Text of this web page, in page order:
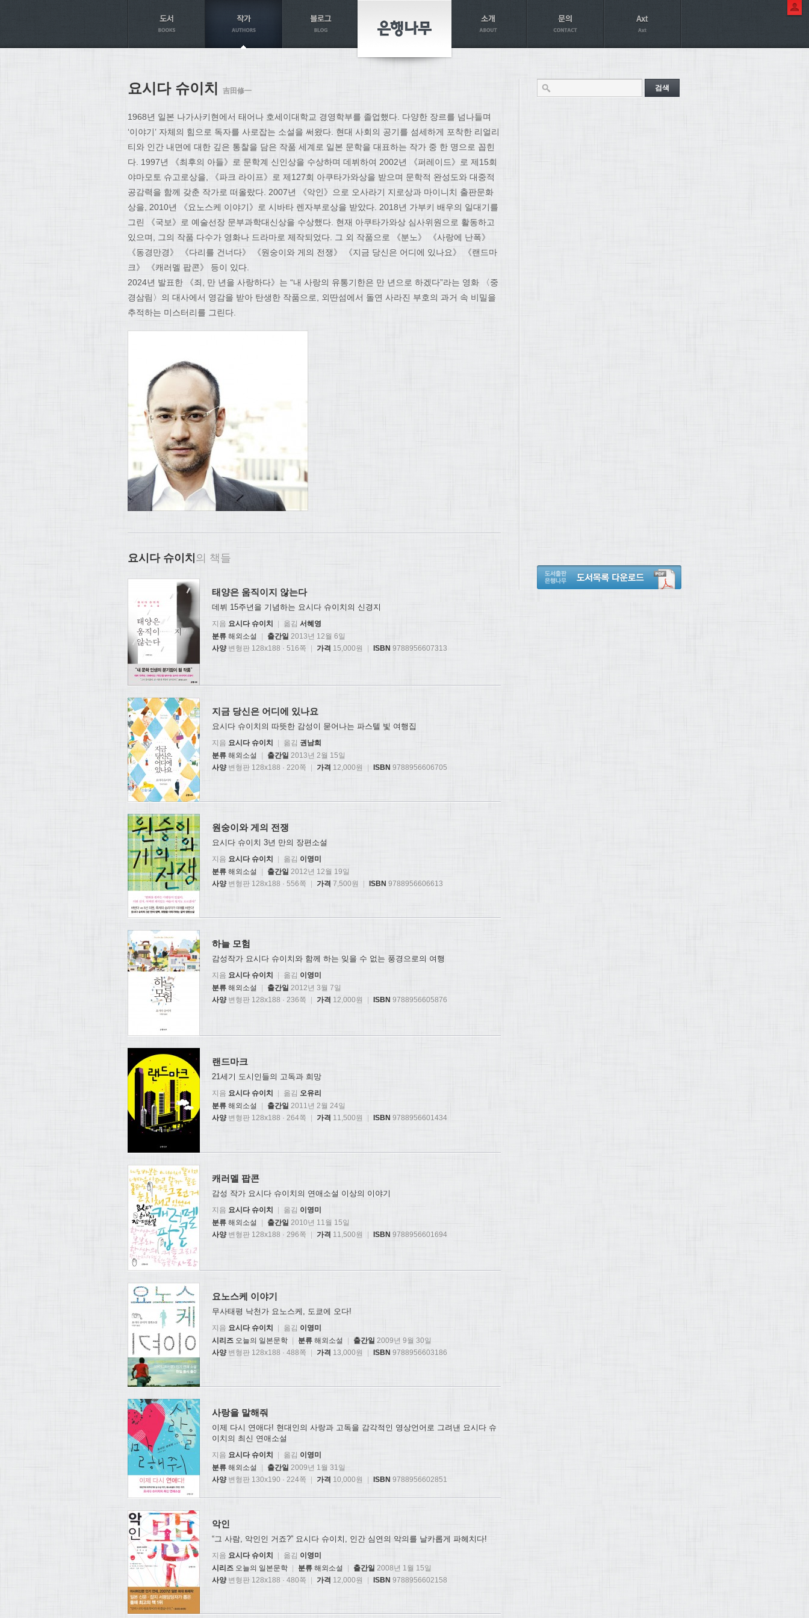
요시다 슈이치 吉田修一
1968년 일본 나가사키현에서 태어나 호세이대학교 경영학부를 졸업했다. 다양한 장르를 넘나들며
‘이야기’ 자체의 힘으로 독자를 사로잡는 소설을 써왔다. 현대 사회의 공기를 섬세하게 포착한 리얼리
티와 인간 내면에 대한 깊은 통찰을 담은 작품 세계로 일본 문학을 대표하는 작가 중 한 명으로 꼽힌
다. 1997년 《최후의 아들》로 문학계 신인상을 수상하며 데뷔하여 2002년 《퍼레이드》로 제15회
야마모토 슈고로상을, 《파크 라이프》로 제127회 아쿠타가와상을 받으며 문학적 완성도와 대중적
공감력을 함께 갖춘 작가로 떠올랐다. 2007년 《악인》으로 오사라기 지로상과 마이니치 출판문화
상을, 2010년 《요노스케 이야기》로 시바타 렌자부로상을 받았다. 2018년 가부키 배우의 일대기를
그린 《국보》로 예술선장 문부과학대신상을 수상했다. 현재 아쿠타가와상 심사위원으로 활동하고
있으며, 그의 작품 다수가 영화나 드라마로 제작되었다. 그 외 작품으로 《분노》 《사랑에 난폭》
《동경만경》 《다리를 건너다》 《원숭이와 게의 전쟁》 《지금 당신은 어디에 있나요》 《랜드마
크》 《캐러멜 팝콘》 등이 있다.
2024년 발표한 《죄, 만 년을 사랑하다》는 “내 사랑의 유통기한은 만 년으로 하겠다”라는 영화 〈중
경삼림〉의 대사에서 영감을 받아 탄생한 작품으로, 외딴섬에서 돌연 사라진 부호의 과거 속 비밀을
추적하는 미스터리를 그린다.
요시다 슈이치 의 책들
태양은 움직이지 않는다
데뷔 15주년을 기념하는 요시다 슈이치의 신경지
지음 요시다 슈이치 | 옮김 서혜영
분류 해외소설 | 출간일 2013년 12월 6일
사양변형판 128x188 · 516쪽 가격 15,000원 ISBN 9788956607313
지금 당신은 어디에 있나요
요시다 슈이치의 따뜻한 감성이 묻어나는 파스텔 빛 여행집
지음 요시다 슈이치 | 옮김 권남희
분류 해외소설 | 출간일 2013년 2월 15일
사양변형판 128x188 · 220쪽 가격 12,000원 ISBN 9788956606705
원숭이와 게의 전쟁
요시다 슈이치 3년 만의 장편소설
지음 요시다 슈이치 | 옮김 이영미
분류 해외소설 | 출간일 2012년 12월 19일
사양변형판 128x188 · 556쪽 가격 7,500원 ISBN 9788956606613
하늘 모험
감성작가 요시다 슈이치와 함께 하는 잊을 수 없는 풍경으로의 여행
지음 요시다 슈이치 | 옮김 이영미
분류 해외소설 | 출간일 2012년 3월 7일
사양변형판 128x188 · 236쪽 가격 12,000원 ISBN 9788956605876
랜드마크
21세기 도시인들의 고독과 희망
지음 요시다 슈이치 | 옮김 오유리
분류 해외소설 | 출간일 2011년 2월 24일
사양변형판 128x188 · 264쪽 가격 11,500원 ISBN 9788956601434
캐러멜 팝콘
감성 작가 요시다 슈이치의 연애소설 이상의 이야기
지음 요시다 슈이치 | 옮김 이영미
분류 해외소설 | 출간일 2010년 11월 15일
사양변형판 128x188 · 296쪽 가격 11,500원 ISBN 9788956601694
요노스케 이야기
무사태평 낙천가 요노스케, 도쿄에 오다!
지음 요시다 슈이치 | 옮김 이영미
시리즈 오늘의 일본문학 | 분류 해외소설 | 출간일 2009년 9월 30일
사양변형판 128x188 · 488쪽 가격 13,000원 ISBN 9788956603186
사랑을 말해줘
이제 다시 연애다! 현대인의 사랑과 고독을 감각적인 영상언어로 그려낸 요시다 슈
이치의 최신 연애소설
지음 요시다 슈이치 | 옮김 이영미
분류 해외소설 | 출간일 2009년 1월 31일
사양변형판 130x190 · 224쪽 가격 10,000원 ISBN 9788956602851
악인
“그 사람, 악인인 거죠?” 요시다 슈이치, 인간 심연의 악의를 날카롭게 파헤치다!
지음 요시다 슈이치 | 옮김 이영미
시리즈 오늘의 일본문학 | 분류 해외소설 | 출간일 2008년 1월 15일
사양변형판 128x188 · 480쪽 가격 12,000원 ISBN 9788956602158